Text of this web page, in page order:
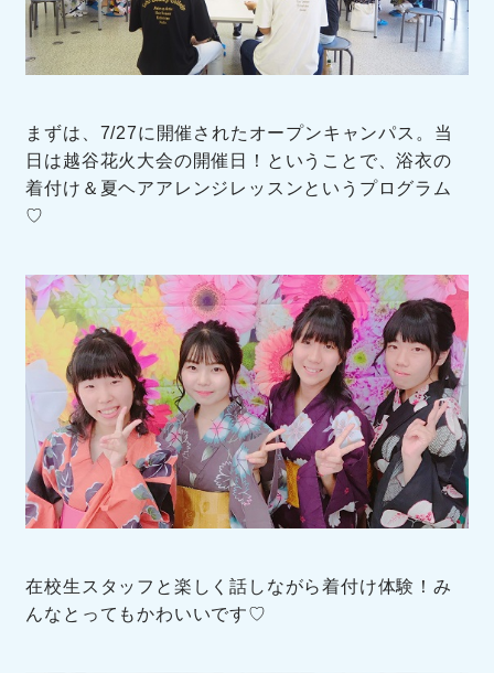
まずは、7/27に開催されたオープンキャンパス。当
日は越谷花火大会の開催日！ということで、浴衣の
着付け＆夏ヘアアレンジレッスンというプログラム
♡
在校生スタッフと楽しく話しながら着付け体験！み
んなとってもかわいいです♡